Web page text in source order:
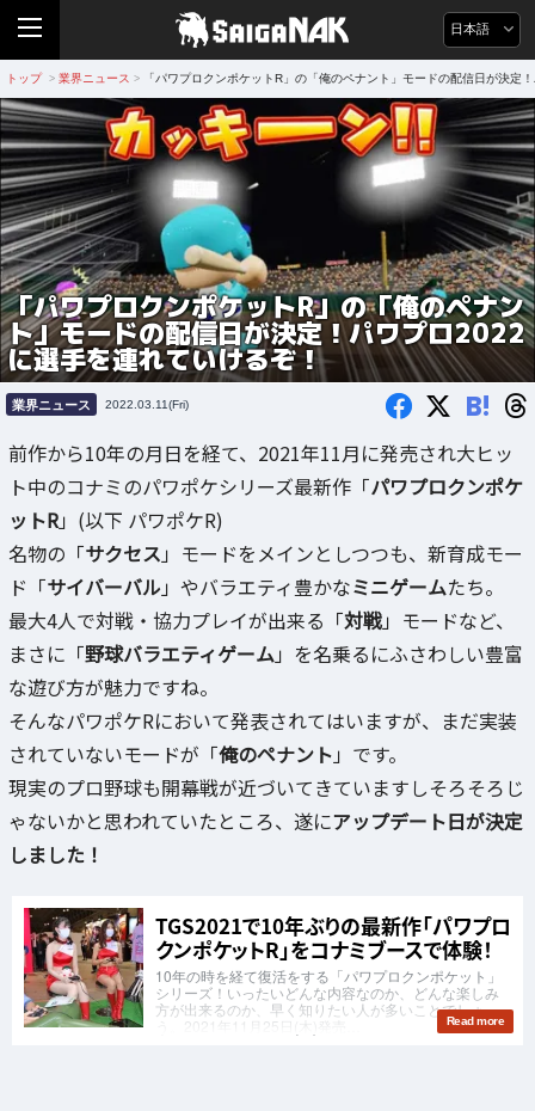
日本語
トップ > 業界ニュース > 「パワプロクンポケットR」の「俺のペナント」モードの配信日が決定
「パワプロクンポケットR」の「俺のペナン
ト」モードの配信日が決定！パワプロ2022
に選手を連れていけるぞ！
業界ニュース 2022.03.11(Fri) B!
前作から10年の月日を経て、2021年11月に発売され大ヒッ
ト中のコナミのパワポケシリーズ最新作「パワプロクンポケ
ットR」(以下 パワポケR)
名物の「サクセス 」モードをメインとしつつも、新育成モー
ド「サイバーバル」やバラエティ豊かなミニゲームたち。
最大4人で対戦・協力プレイが出来る「対戦」モードなど、
まさに「野球バラエティゲーム」を名乗るにふさわしい豊富
な遊び方が魅力ですね。
そんなパワポケRにおいて発表されてはいますが、まだ実装
されていないモードが「俺のペナント 」です。
現実のプロ野球も開幕戦が近づいてきていますしそろそろじ
ゃないかと思われていたところ、遂にアップデート日が決定
しました！